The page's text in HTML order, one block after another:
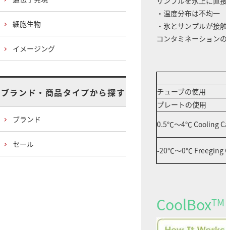
・温度分布は不均一
・氷とサンプルが接
コンタミネーション
チューブの使用
プレートの使用
0.5℃～4℃ Cooling
-20℃～0℃ Freeging
CoolBoxTM
細胞生物
イメージング
ブランド・商品タイプから探す
ブランド
セール